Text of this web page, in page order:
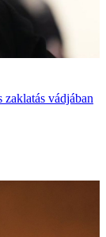
vádjában